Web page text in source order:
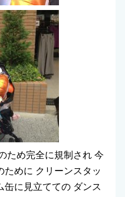
ため完全に規制され 今
ために クリーンスタッ
に見立てての ダンス